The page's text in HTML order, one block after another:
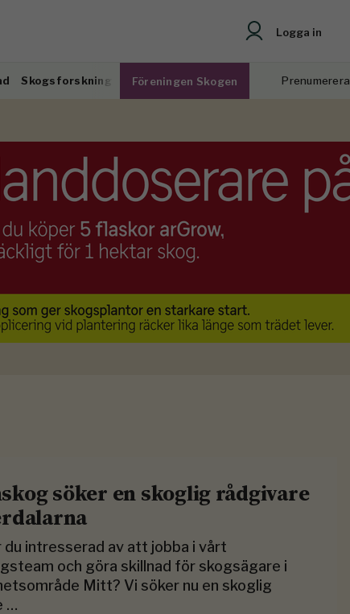
Logga in
Skogsforskning Föreningen Skogen Prenumerera
söker en skoglig rådgivare
du intresserad av att jobba i vårt
och göra skillnad för skogsägare i
Mitt? Vi söker nu en skoglig
…